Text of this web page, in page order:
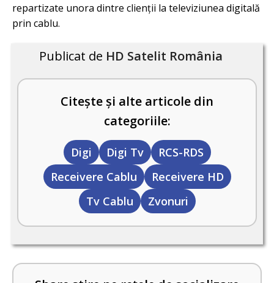
repartizate unora dintre clienții la televiziunea digitală
prin cablu.
Publicat de HD Satelit România
Citește și alte articole din
categoriile:
Digi Digi Tv
RCS-RDS
Receivere Cablu
Receivere HD
Tv Cablu
Zvonuri